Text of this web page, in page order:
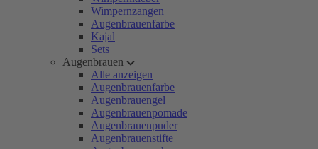
Wimpernzangen
Augenbrauenfarbe
Kajal
Sets
Augenbrauen
Alle anzeigen
Augenbrauenfarbe
Augenbrauengel
Augenbrauenpomade
Augenbrauenpuder
Augenbrauenstifte